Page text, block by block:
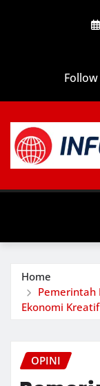
Follow
Home
Pemerintah
Ekonomi Kreatif
OPINI